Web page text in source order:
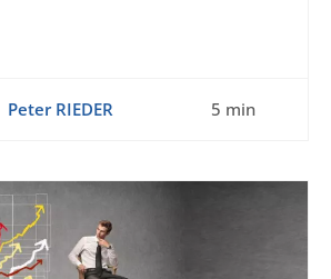
Peter RIEDER 5 min